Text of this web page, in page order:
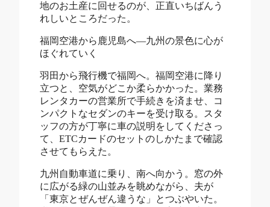
地のお土産に回せるのが、正直いちばんう
れしいところだった。
福岡空港から鹿児島へ―九州の景色に心が
ほぐれていく
羽田から飛行機で福岡へ。福岡空港に降り
立つと、空気がどこか柔らかかった。業務
レンタカーの営業所で手続きを済ませ、コ
ンパクトなセダンのキーを受け取る。スタ
ッフの方が丁寧に車の説明をしてくださっ
て、ETCカードのセットのしかたまで確認
させてもらえた。
九州自動車道に乗り、南へ向かう。窓の外
に広がる緑の山並みを眺めながら、夫が
「東京とぜんぜん違うな」とつぶやいた。